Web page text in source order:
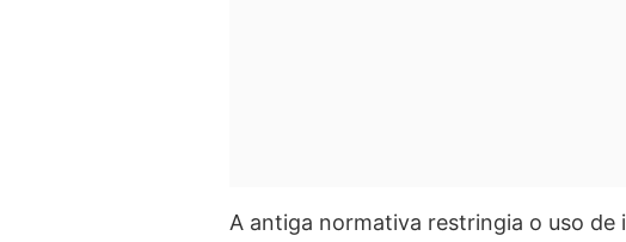
A antiga normativa restringia o uso de